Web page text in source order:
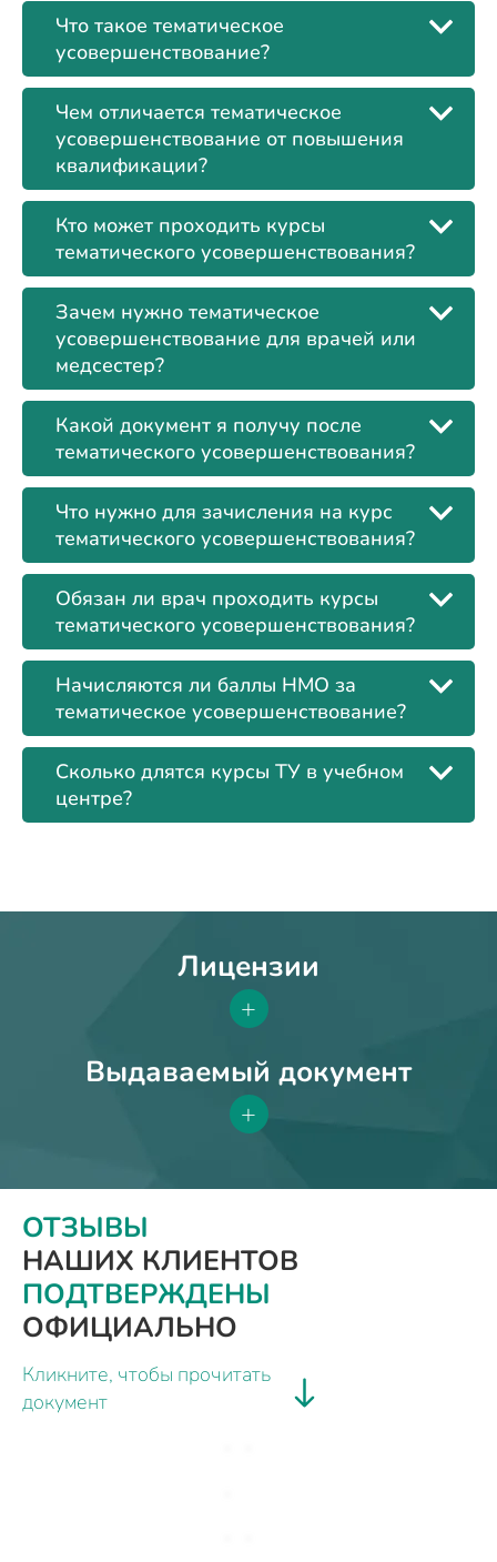
Что такое тематическое
усовершенствование?
Чем отличается тематическое
усовершенствование от повышения
квалификации?
Кто может проходить курсы
тематического усовершенствования?
Зачем нужно тематическое
усовершенствование для врачей или
медсестер?
Какой документ я получу после
тематического усовершенствования?
Что нужно для зачисления на курс
тематического усовершенствования?
Обязан ли врач проходить курсы
тематического усовершенствования?
Начисляются ли баллы НМО за
тематическое усовершенствование?
Сколько длятся курсы ТУ в учебном
центре?
Лицензии
+
Выдаваемый документ
+
ОТЗЫВЫ
НАШИХ КЛИЕНТОВ
ПОДТВЕРЖДЕНЫ
ОФИЦИАЛЬНО
Кликните, чтобы прочитать
документ